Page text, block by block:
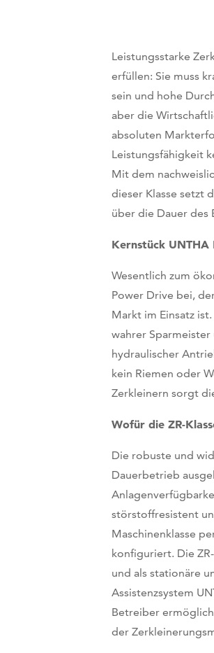
Leistungsstarke
erfüllen: Sie muss
sein und hohe
aber die
absoluten
Leistungsfähigkeit
Mit dem
dieser Klasse setzt
über die Dauer des
Kernstück
Wesentlich zum
Power Drive bei,
Markt im Einsatz
wahrer
hydraulischer
kein Riemen oder
Zerkleinern sorgt
Wofür die ZR-
Die robuste und
Dauerbetrieb
störstoffresistent
Maschinenklasse
konfiguriert. Die
und als stationäre
Assistenzsystem
Betreiber
der